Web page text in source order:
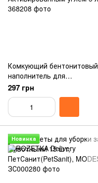
Комкующий бентонитовый
наполнитель для
кошачьего туалета Clear
Cat Blanco с
Активированным углем 5 л
297 грн
Новинка